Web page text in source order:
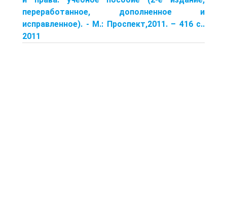
переработанное, дополненное и
исправленное). - М.: Проспект,2011. – 416 с..
2011